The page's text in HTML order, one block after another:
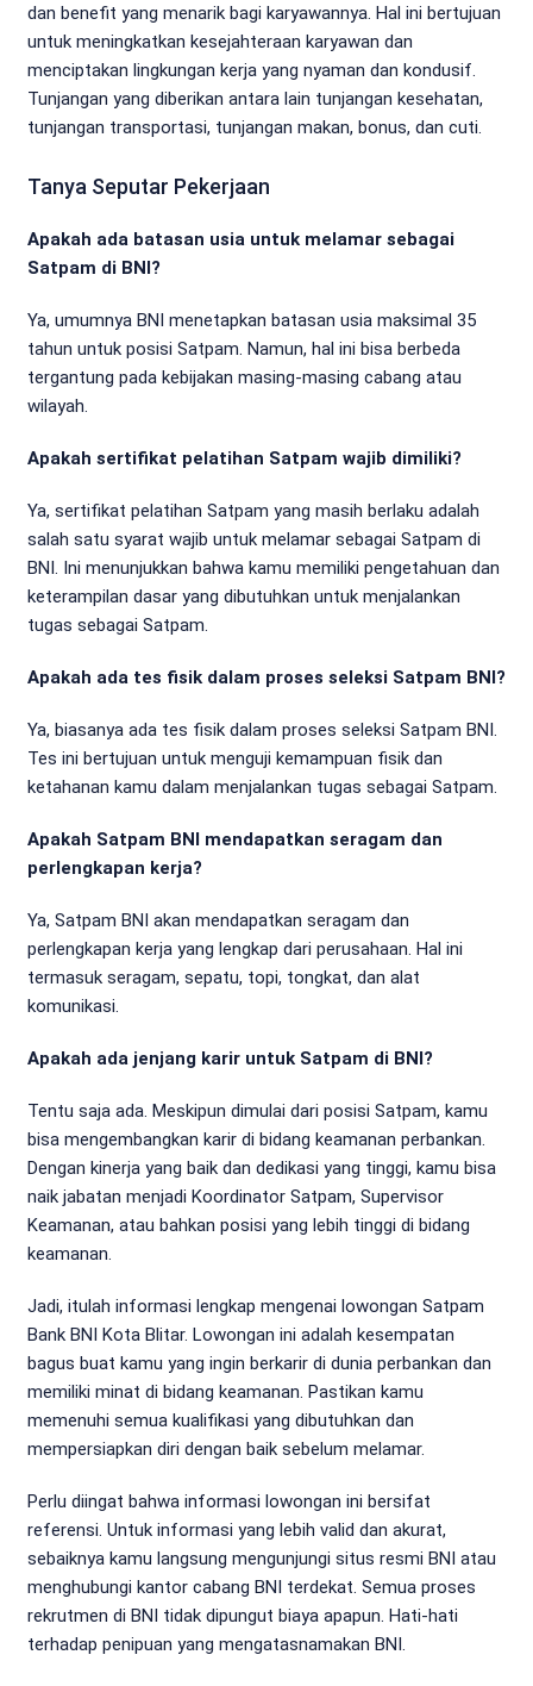
dan benefit yang menarik bagi karyawannya. Hal ini bertujuan
untuk meningkatkan kesejahteraan karyawan dan
menciptakan lingkungan kerja yang nyaman dan kondusif.
Tunjangan yang diberikan antara lain tunjangan kesehatan,
tunjangan transportasi, tunjangan makan, bonus, dan cuti.
Tanya Seputar Pekerjaan
Apakah ada batasan usia untuk melamar sebagai
Satpam di BNI?
Ya, umumnya BNI menetapkan batasan usia maksimal 35
tahun untuk posisi Satpam. Namun, hal ini bisa berbeda
tergantung pada kebijakan masing-masing cabang atau
wilayah.
Apakah sertifikat pelatihan Satpam wajib dimiliki?
Ya, sertifikat pelatihan Satpam yang masih berlaku adalah
salah satu syarat wajib untuk melamar sebagai Satpam di
BNI. Ini menunjukkan bahwa kamu memiliki pengetahuan dan
keterampilan dasar yang dibutuhkan untuk menjalankan
tugas sebagai Satpam.
Apakah ada tes fisik dalam proses seleksi Satpam BNI?
Ya, biasanya ada tes fisik dalam proses seleksi Satpam BNI.
Tes ini bertujuan untuk menguji kemampuan fisik dan
ketahanan kamu dalam menjalankan tugas sebagai Satpam.
Apakah Satpam BNI mendapatkan seragam dan
perlengkapan kerja?
Ya, Satpam BNI akan mendapatkan seragam dan
perlengkapan kerja yang lengkap dari perusahaan. Hal ini
termasuk seragam, sepatu, topi, tongkat, dan alat
komunikasi.
Apakah ada jenjang karir untuk Satpam di BNI?
Tentu saja ada. Meskipun dimulai dari posisi Satpam, kamu
bisa mengembangkan karir di bidang keamanan perbankan.
Dengan kinerja yang baik dan dedikasi yang tinggi, kamu bisa
naik jabatan menjadi Koordinator Satpam, Supervisor
Keamanan, atau bahkan posisi yang lebih tinggi di bidang
keamanan.
Jadi, itulah informasi lengkap mengenai lowongan Satpam
Bank BNI Kota Blitar. Lowongan ini adalah kesempatan
bagus buat kamu yang ingin berkarir di dunia perbankan dan
memiliki minat di bidang keamanan. Pastikan kamu
memenuhi semua kualifikasi yang dibutuhkan dan
mempersiapkan diri dengan baik sebelum melamar.
Perlu diingat bahwa informasi lowongan ini bersifat
referensi. Untuk informasi yang lebih valid dan akurat,
sebaiknya kamu langsung mengunjungi situs resmi BNI atau
menghubungi kantor cabang BNI terdekat. Semua proses
rekrutmen di BNI tidak dipungut biaya apapun. Hati-hati
terhadap penipuan yang mengatasnamakan BNI.